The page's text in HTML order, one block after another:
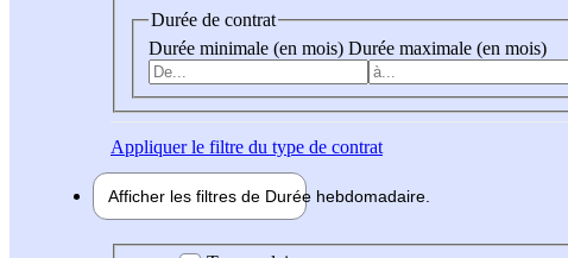
Durée de contrat
Durée minimale (en mois) Durée maximale (en mois)
Appliquerle filtre du type de contrat
Afficher les filtres de Durée hebdomadaire